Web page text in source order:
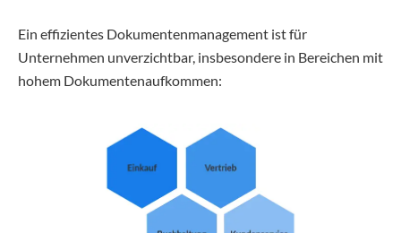
Ein effizientes Dokumentenmanagement ist für
Unternehmen unverzichtbar, insbesondere in Bereichen mit
hohem Dokumentenaufkommen: